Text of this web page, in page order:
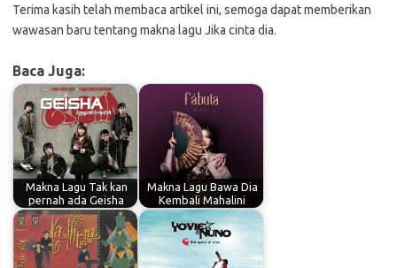
Terima kasih telah membaca artikel ini, semoga dapat memberikan
wawasan baru tentang makna lagu Jika cinta dia.
Baca Juga:
Makna Lagu Tak kan
pernah ada Geisha
Makna Lagu Bawa Dia
Kembali Mahalini